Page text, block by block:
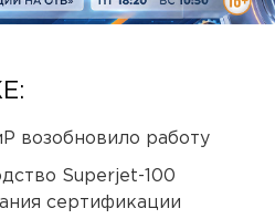
возобновило работу
Superjet-100
сертификации